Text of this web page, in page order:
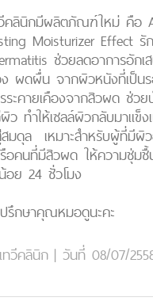
คลินิกมีผลิตภัณฑ์ใหม่ คือ
Moisturizer Effect รั
ช่วยลดอาการอักเ
ง ผดผื่น จากผิวหนังที่เป็น
ระคายเคืองจากสิวผด ช่วย
ว ทำให้เซลล์ผิวกลับมาแข็ง
มดุล เหมาะสำหรับผู้ที่มีผิ
อคนที่มีสิวผด ให้ความชุ่ม
อย 24 ชั่วโมง
รึกษาคุณหมอดูนะคะ
ทวีคลินิก | วันที่ 08/07/